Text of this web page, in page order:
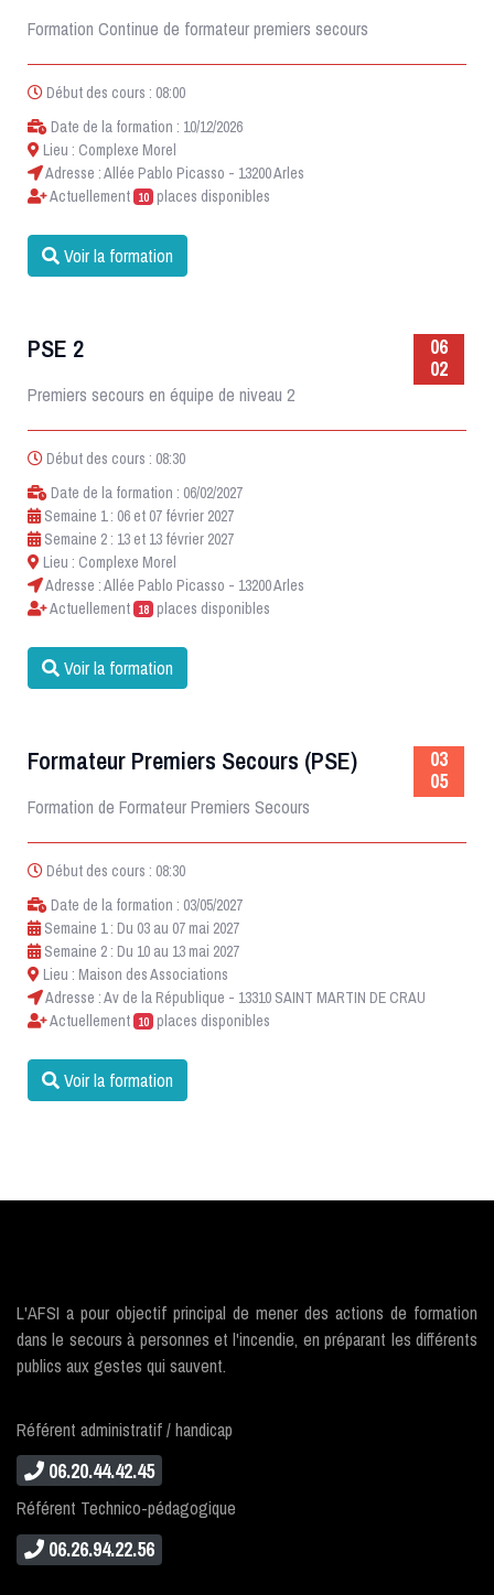
Formation Continue de formateur premiers secours
Début des cours : 08:00
Date de la formation : 10/12/2026
Lieu : Complexe Morel
Adresse : Allée Pablo Picasso - 13200 Arles
Actuellement 10 places disponibles
Voir la formation
06
02
PSE 2
Premiers secours en équipe de niveau 2
Début des cours : 08:30
Date de la formation : 06/02/2027
Semaine 1 : 06 et 07 février 2027
Semaine 2 : 13 et 13 février 2027
Lieu : Complexe Morel
Adresse : Allée Pablo Picasso - 13200 Arles
Actuellement 18 places disponibles
Voir la formation
03
05
Formateur Premiers Secours (PSE)
Formation de Formateur Premiers Secours
Début des cours : 08:30
Date de la formation : 03/05/2027
Semaine 1 : Du 03 au 07 mai 2027
Semaine 2 : Du 10 au 13 mai 2027
Lieu : Maison des Associations
Adresse : Av de la République - 13310 SAINT MARTIN DE CRAU
Actuellement 10 places disponibles
Voir la formation
L'AFSI a pour objectif principal de mener des actions de formation
dans le secours à personnes et l'incendie, en préparant les différents
publics aux gestes qui sauvent.
Référent administratif / handicap
06.20.44.42.45
Référent Technico-pédagogique
06.26.94.22.56